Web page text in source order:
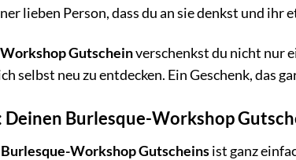
lieben Person, dass du an sie denkst und ihr
Gutscheinverschenkst du nicht nur
selbst neu zu entdecken. Ein Geschenk, das
Deinen Burlesque-Workshop
Burlesque-Workshop Gutscheinsist ganz